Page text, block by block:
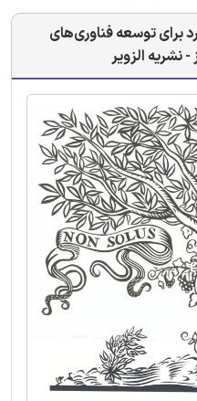
برای توسعه فناوری‌های
نشریه الزویر